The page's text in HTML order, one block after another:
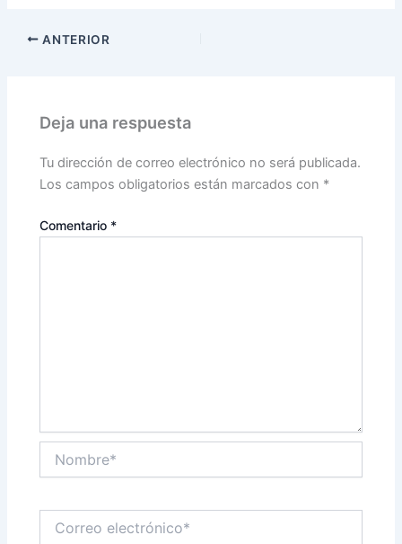
ANTERIOR
Deja una respuesta
Tu dirección de correo electrónico no será publicada.
Los campos obligatorios están marcados con *
Comentario *
electrónico*